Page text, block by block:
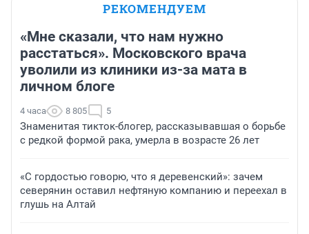
РЕКОМЕНДУЕМ
«Мне сказали, что нам нужно
расстаться». Московского врача
уволили из клиники из-за мата в
личном блоге
4 часа 8 805 5
Знаменитая тикток-блогер, рассказывавшая о борьбе
с редкой формой рака, умерла в возрасте 26 лет
«С гордостью говорю, что я деревенский»: зачем
северянин оставил нефтяную компанию и переехал в
глушь на Алтай